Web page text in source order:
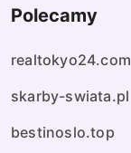
Polecamy
realtokyo24.com
skarby-swiata.pl
bestinoslo.top